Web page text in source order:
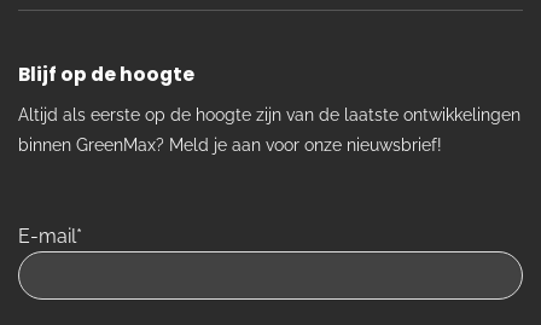
Blijf op de hoogte
Altijd als eerste op de hoogte zijn van de laatste ontwikkelingen
binnen GreenMax? Meld je aan voor onze nieuwsbrief!
E-mail*